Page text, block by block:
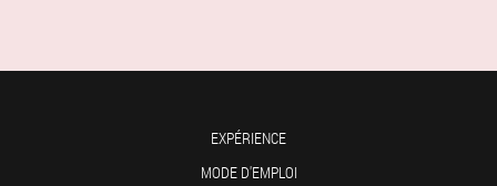
EXPÉRIENCE
MODE D'EMPLOI